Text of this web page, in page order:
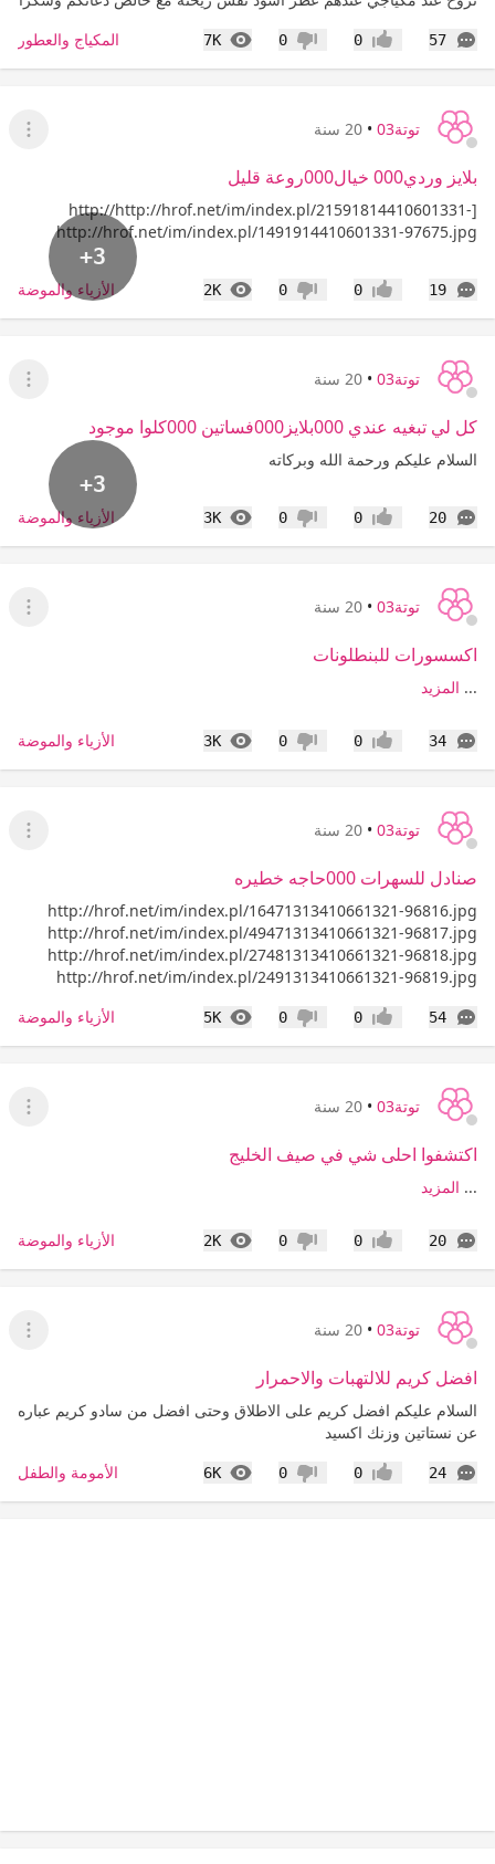
57
التعليقات إعجاب0 عدم إعجاب
0
7K
المشاهدات المكياج والعطور
توتة03 • 20 سنة
عرض
بلايز وردي000 خيال000روعة قليل
http://http://hrof.net/im/index.pl/21591814410601331-]
http://hrof.net/im/index.pl/1491914410601331-97675.jpg
+3
19
التعليقات إعجاب0 عدم إعجاب
0
2K
المشاهدات الأزياء والموضة
توتة03 • 20 سنة
عرض
كل لي تبغيه عندي 000بلايز000فساتين 000كلوا موجود
السلام عليكم ورحمة الله وبركاته
+3
20
التعليقات إعجاب0 عدم إعجاب
0
3K
المشاهدات الأزياء والموضة
توتة03 • 20 سنة
عرض
اكسسورات للبنطلونات
... المزيد
34
التعليقات إعجاب0 عدم إعجاب
0
3K
المشاهدات الأزياء والموضة
توتة03 • 20 سنة
عرض
صنادل للسهرات 000حاجه خطيره
http://hrof.net/im/index.pl/16471313410661321-96816.jpg
http://hrof.net/im/index.pl/49471313410661321-96817.jpg
http://hrof.net/im/index.pl/27481313410661321-96818.jpg
http://hrof.net/im/index.pl/2491313410661321-96819.jpg
54
التعليقات إعجاب0 عدم إعجاب
0
5K
المشاهدات الأزياء والموضة
توتة03 • 20 سنة
عرض
اكتشفوا احلى شي في صيف الخليج
... المزيد
20
التعليقات إعجاب0 عدم إعجاب
0
2K
المشاهدات الأزياء والموضة
توتة03 • 20 سنة
عرض
افضل كريم للالتهبات والاحمرار
السلام عليكم افضل كريم على الاطلاق وحتى افضل من سادو كريم عباره
عن نستاتين وزنك اكسيد
24
التعليقات إعجاب0 عدم إعجاب
0
6K
المشاهدات الأمومة والطفل